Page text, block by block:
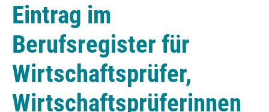
Eintrag im
Berufsregister für
Wirtschaftsprüfer,
Wirtschaftsprüferinnen